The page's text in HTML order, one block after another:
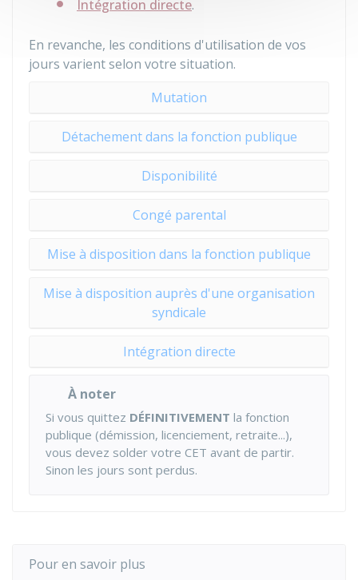
Intégration directe.
En revanche, les conditions d'utilisation de vos
jours varient selon votre situation.
Mutation
Détachement dans la fonction publique
Disponibilité
Congé parental
Mise à disposition dans la fonction publique
Mise à disposition auprès d'une organisation
syndicale
Intégration directe
À noter
Si vous quittez DÉFINITIVEMENT la fonction
publique (démission, licenciement, retraite...),
vous devez solder votre CET avant de partir.
Sinon les jours sont perdus.
Pour en savoir plus